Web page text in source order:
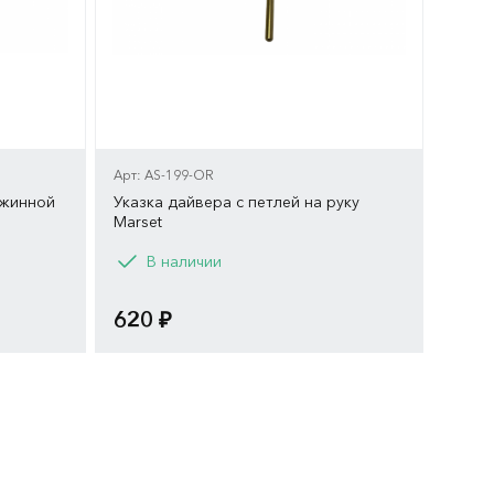
Арт: AS-199-OR
Указка дайвера с петлей на руку
Marset
ВариантВ наличии
620 ₽